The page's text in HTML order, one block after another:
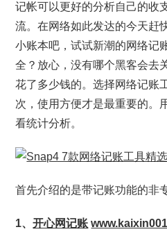
记帐可以更好的分析自己的收
流。在网络如此发达的今天赶
小账本吧，试试新潮的网络记
全？放心，没有哪个黑客会去
花了多少钱的。选择网络记账
次，使用方便才是最重要的。
看统计分析。
首先介绍的是带记账功能的非
1、开心网记账